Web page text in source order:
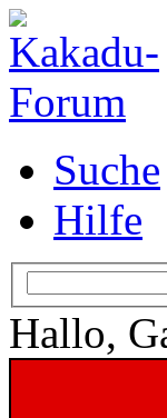
Suche
Hilfe
Hallo,